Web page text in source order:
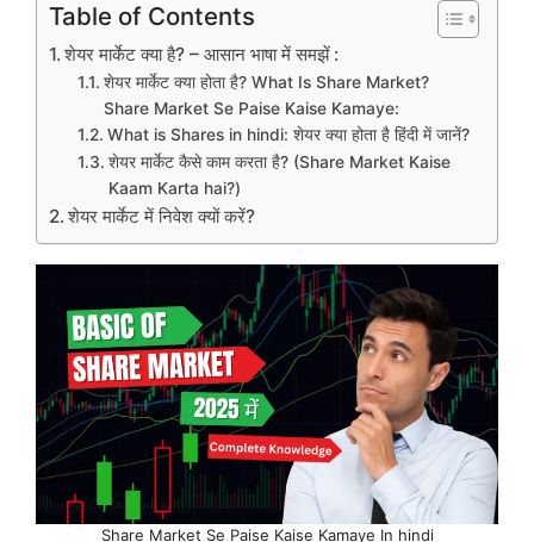
Table of Contents
शेयर मार्केट क्या है? – आसान भाषा में समझें :
शेयर मार्केट क्या होता है? What Is Share Market?
Share Market Se Paise Kaise Kamaye:
What is Shares in hindi: शेयर क्या होता है हिंदी में जानें?
शेयर मार्केट कैसे काम करता है? (Share Market Kaise
Kaam Karta hai?)
शेयर मार्केट में निवेश क्यों करें?
Share Market Se Paise Kaise Kamaye In hindi